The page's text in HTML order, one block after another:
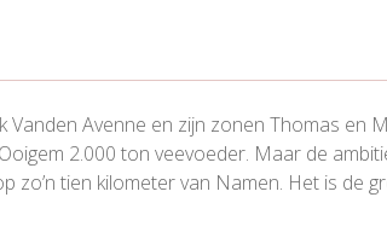
Avenne en zijn zonen Thomas
2.000 ton veevoeder. Maar de
tien kilometer van Namen. Het is de